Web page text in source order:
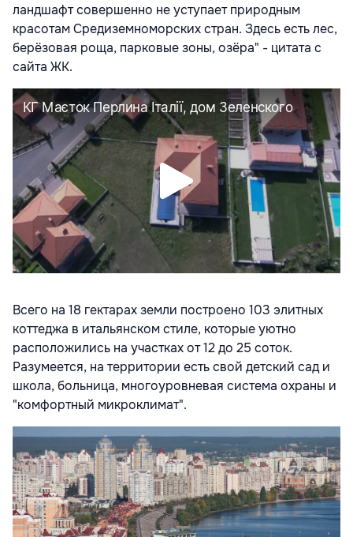
ландшафт совершенно не уступает природным
красотам Средиземноморских стран. Здесь есть лес,
берёзовая роща, парковые зоны, озёра" - цитата с
сайта ЖК.
Всего на 18 гектарах земли построено 103 элитных
коттеджа в итальянском стиле, которые уютно
расположились на участках от 12 до 25 соток.
Разумеется, на территории есть свой детский сад и
школа, больница, многоуровневая система охраны и
"комфортный микроклимат".